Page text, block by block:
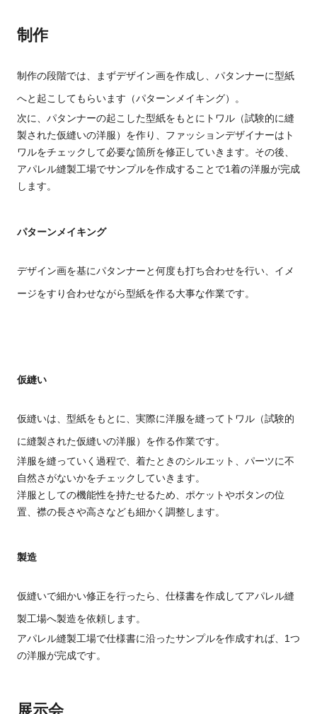
制作
制作の段階では、まずデザイン画を作成し、パタンナーに型紙
へと起こしてもらいます （パターンメイキング） 。
次に、 パタンナーの起こした型紙をもとにトワル（試験的に縫
製された仮縫いの洋服）を作り、ファッションデザイナーはト
ワルをチェックして必要な箇所を修正していきます。 その後、
アパレル縫製工場でサンプルを作成することで1着の洋服が完成
します。
パターンメイキング
デザイン画を基にパタンナーと何度も打ち合わせを行い、イメ
ージをすり合わせながら型紙を作る大事な作業です。
仮縫い
仮縫いは 、型紙をもとに、実際に洋服を縫って トワル（試験的
に縫製された仮縫いの洋服）を作る作業です。
洋服を縫っていく過程で、着たときのシルエット、パーツに不
自然さがないかをチェックしていきます。
洋服としての機能性を持たせるため、ポケットやボタンの位
置、襟の長さや高さなども細かく調整します。
製造
仮縫いで細かい修正を行ったら、仕様書を作成してアパレル縫
製工場へ製造を依頼します。
アパレル縫製工場で仕様書に沿ったサンプルを作成すれば、1つ
の洋服が完成です。
展示会